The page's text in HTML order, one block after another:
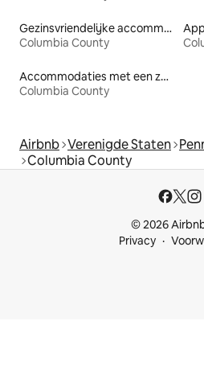
Gezinsvriendelijke accommodaties
Columbia County
Accommodaties met een zwembad
Columbia County
Airbnb Verenigde Staten
Columbia County
© 2026
Privacy